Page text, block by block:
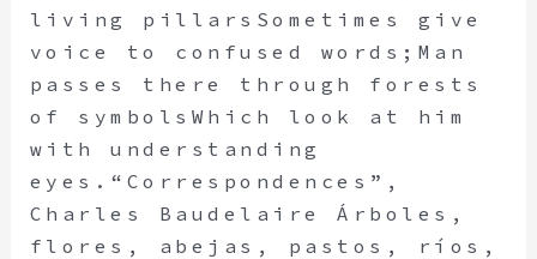
living pillarsSometimes give
voice to confused words;Man
passes there through forests
of symbolsWhich look at him
with understanding
eyes.“Correspondences”,
Charles Baudelaire Árboles,
flores, abejas, pastos, ríos,